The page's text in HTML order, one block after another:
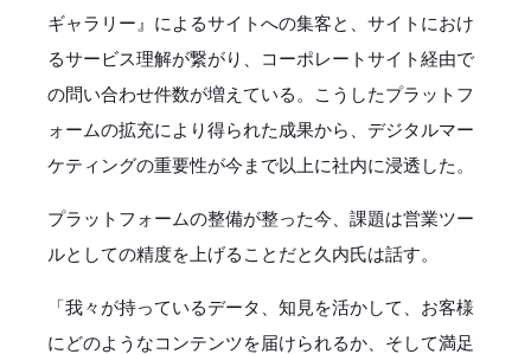
ギャラリー』によるサイトへの集客と、サイトにおけ
るサービス理解が繋がり、コーポレートサイト経由で
の問い合わせ件数が増えている。こうしたプラットフ
ォームの拡充により得られた成果から、デジタルマー
ケティングの重要性が今まで以上に社内に浸透した。
プラットフォームの整備が整った今、課題は営業ツー
ルとしての精度を上げることだと久内氏は話す。
「我々が持っているデータ、知見を活かして、お客様
にどのようなコンテンツを届けられるか、そして満足